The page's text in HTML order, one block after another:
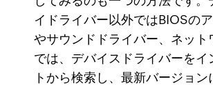
イドライバー以外ではBIOSの
やサウンドドライバー、ネット
では、デバイスドライバーをイ
トから検索し、最新バージョン